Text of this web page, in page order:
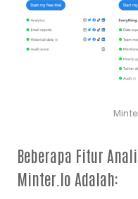
Beberapa Fitur
Minter.io Adalah: